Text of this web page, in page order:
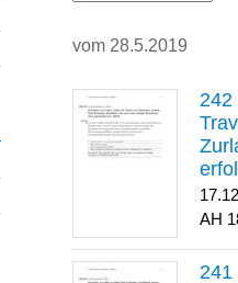
vom 28.5.2019